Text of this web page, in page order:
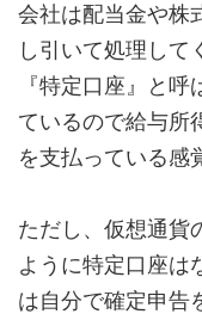
会社は配当金や株
し引いて処理して
『特定口座』と
ているので給与所
を支払っている感
ただし、仮想通貨
ように特定口座は
は自分で確定申告